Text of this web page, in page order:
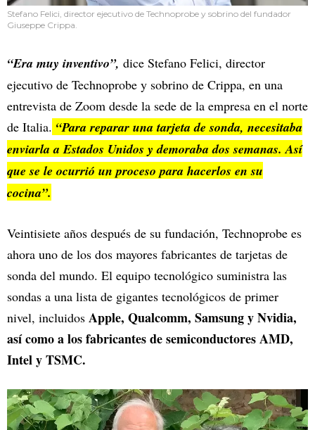
Stefano Felici, director ejecutivo de Technoprobe y sobrino del fundador
Giuseppe Crippa.
“Era muy inventivo”, dice Stefano Felici, director
ejecutivo de Technoprobe y sobrino de Crippa, en una
entrevista de Zoom desde la sede de la empresa en el norte
de Italia. “Para reparar una tarjeta de sonda, necesitaba
enviarla a Estados Unidos y demoraba dos semanas. Así
que se le ocurrió un proceso para hacerlos en su
cocina”.
Veintisiete años después de su fundación, Technoprobe es
ahora uno de los dos mayores fabricantes de tarjetas de
sonda del mundo. El equipo tecnológico suministra las
sondas a una lista de gigantes tecnológicos de primer
nivel, incluidos Apple, Qualcomm, Samsung y Nvidia,
así como a los fabricantes de semiconductores AMD,
Intel y TSMC.